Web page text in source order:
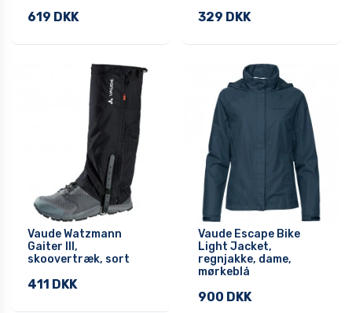
619 DKK 329 DKK
Vaude Watzmann
Gaiter III,
skoovertræk, sort
411 DKK
Vaude Escape Bike
Light Jacket,
regnjakke, dame,
mørkeblå
900 DKK